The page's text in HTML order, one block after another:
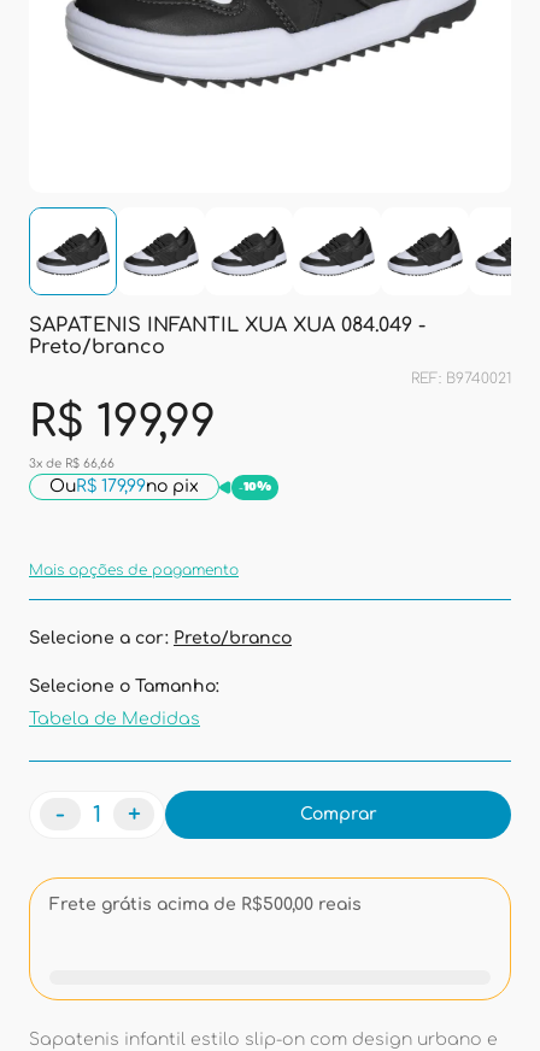
SAPATENIS INFANTIL XUA XUA 084.049 -
Preto/branco
REF: B9740021
R$ 199,99
3x de R$ 66,66
OuR$ 179,99no pix -10%
Mais opções de pagamento
Selecione a cor: Preto/branco
Selecione o Tamanho:
Tabela de Medidas
- + Comprar
Frete grátis acima de R$500,00 reais
Sapatenis infantil estilo slip-on com design urbano e